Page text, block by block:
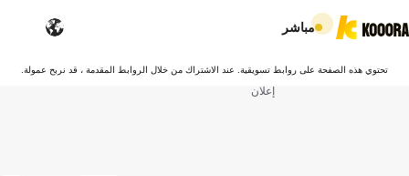
مباشر
تحتوي هذه الصفحة على روابط تسويقية. عند الاشتراك من خلال الروابط المقدمة ، قد نربح عمولة.
إعلان